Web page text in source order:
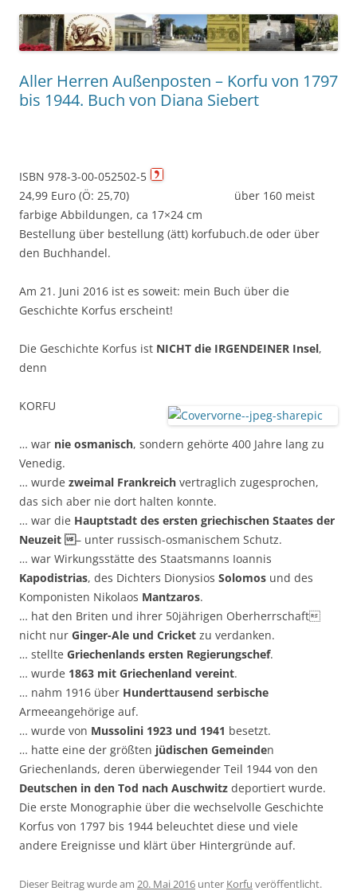
Aller Herren Außenposten – Korfu von 1797
bis 1944. Buch von Diana Siebert
ISBN 978-3-00-052502-5
24,99 Euro (Ö: 25,70) über 160 meist
farbige Abbildungen, ca 17×24 cm
Bestellung über bestellung (ätt) korfubuch.de oder über
den Buchhandel.
Am 21. Juni 2016 ist es soweit: mein Buch über die
Geschichte Korfus erscheint!
Die Geschichte Korfus ist NICHT die IRGENDEINER Insel,
denn
KORFU
… war nie osmanisch, sondern gehörte 400 Jahre lang zu
Venedig.
… wurde zweimal Frankreich vertraglich zugesprochen,
das sich aber nie dort halten konnte.
… war die Hauptstadt des ersten griechischen Staates der
Neuzeit – unter russisch-osmanischem Schutz.
… war Wirkungsstätte des Staatsmanns Ioannis
Kapodistrias, des Dichters Dionysios Solomos und des
Komponisten Nikolaos Mantzaros.
… hat den Briten und ihrer 50jährigen Oberherrschaft
nicht nur Ginger-Ale und Cricket zu verdanken.
… stellte Griechenlands ersten Regierungschef.
… wurde 1863 mit Griechenland vereint.
… nahm 1916 über Hunderttausend serbische
Armeeangehörige auf.
… wurde von Mussolini 1923 und 1941 besetzt.
… hatte eine der größten jüdischen Gemeinden
Griechenlands, deren überwiegender Teil 1944 von den
Deutschen in den Tod nach Auschwitz deportiert wurde.
Die erste Monographie über die wechselvolle Geschichte
Korfus von 1797 bis 1944 beleuchtet diese und viele
andere Ereignisse und klärt über Hintergründe auf.
Dieser Beitrag wurde am 20. Mai 2016 unter Korfu veröffentlicht.